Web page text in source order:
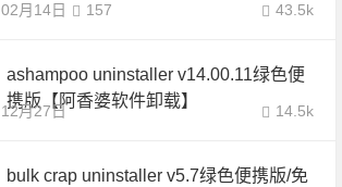
02月14日 43.5k
157
ashampoo uninstaller v14.00.11绿色便
携版【阿香婆软件卸载】
12月27日 14.5k
bulk crap uninstaller v5.7绿色便携版/免